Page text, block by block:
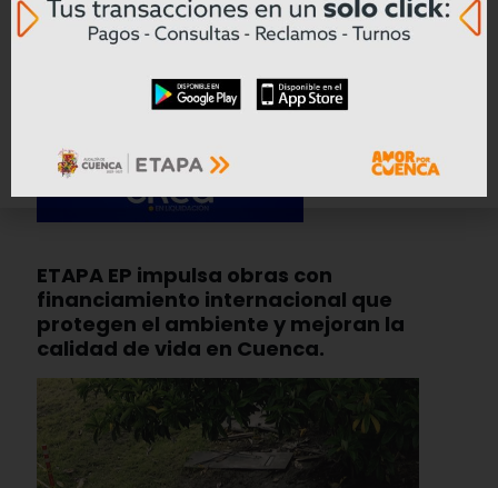
ETAPA EP impulsa obras con
financiamiento internacional que
protegen el ambiente y mejoran la
calidad de vida en Cuenca.